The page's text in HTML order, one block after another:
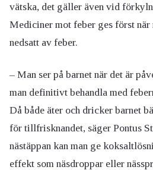
vätska, det gäller även vid
Mediciner mot feber ges först när
nedsatt av feber.
– Man ser på barnet när det är
man definitivt behandla med
Då både äter och dricker barnet
för tillfrisknandet, säger Pontus
nästäppan kan man ge
effekt som näsdroppar eller